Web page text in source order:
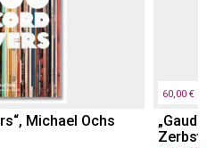
Michael Ochs
60,00 €
Zerbst